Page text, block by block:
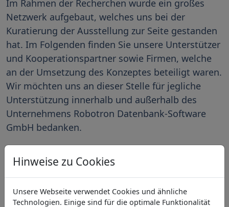
Im Rahmen der Recherchen wurde ein großes
Netzwerk aufgebaut, welches uns bei der
Kuratierung der Ausstellung zur Seite gestanden
hat. Im Folgenden finden Sie unsere Unterstützer
und Kooperationspartner sowie Firmen, welche
an der Umsetzung des Konzeptes beteiligt waren.
Wir möchten uns an dieser Stelle für jegliche
Unterstützung innerhalb und außerhalb des
Unternehmens Robotron Datenbank-Software
GmbH bedanken.
Hinweise zu Cookies
Unsere Webseite verwendet Cookies und ähnliche
Technologien. Einige sind für die optimale Funktionalität